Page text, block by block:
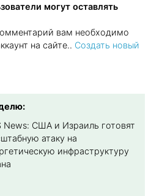
могут оставлять
вам необходимо
на сайте.. Создать новый
News: США и Израиль готовят
атаку на
инфраструктуру